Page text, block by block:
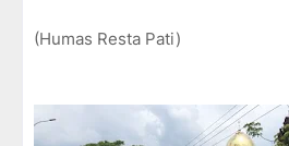
(Humas Resta Pati)